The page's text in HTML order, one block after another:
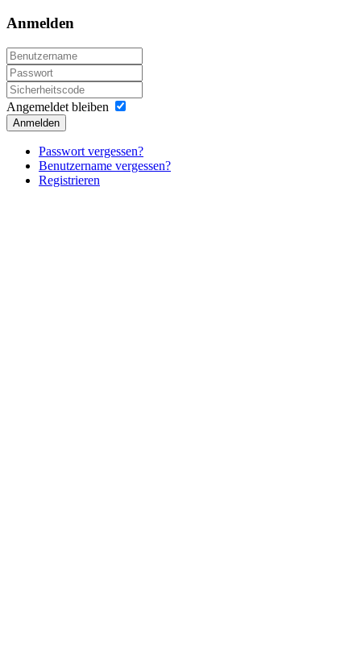
Anmelden
Angemeldet bleiben
Anmelden
Passwort vergessen?
Benutzername vergessen?
Registrieren